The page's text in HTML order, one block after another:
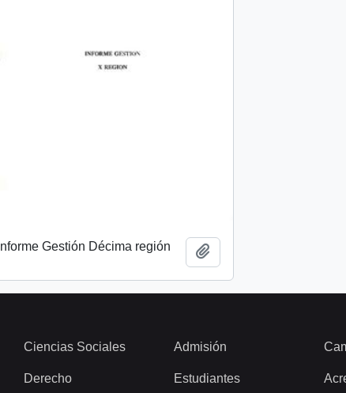
Informe Gestión Décima región
Ciencias Sociales
Derecho
Admisión
Estudiantes